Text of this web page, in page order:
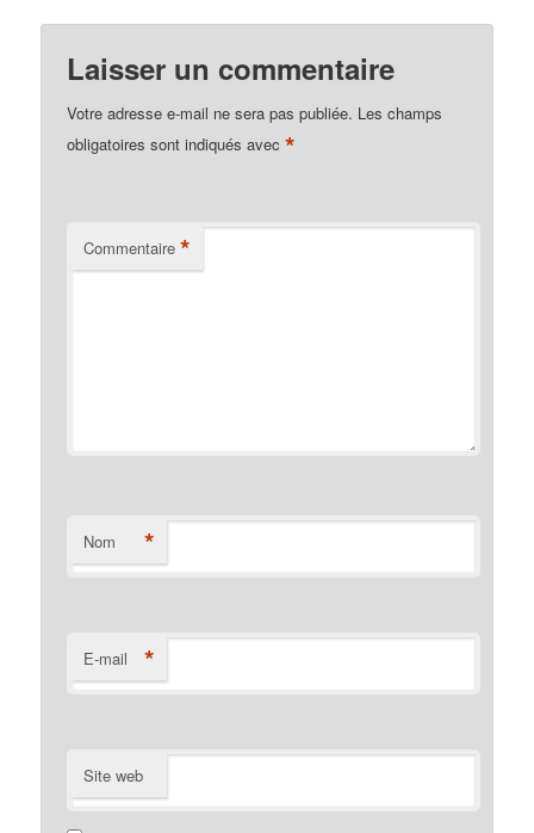
Laisser un commentaire
Votre adresse e-mail ne sera pas publiée. Les champs
obligatoires sont indiqués avec*
Commentaire *
Nom *
E-mail *
Site web